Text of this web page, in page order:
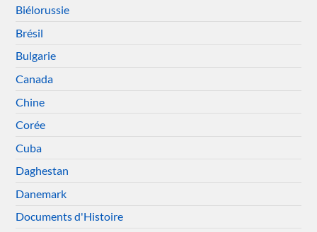
Biélorussie
Brésil
Bulgarie
Canada
Chine
Corée
Cuba
Daghestan
Danemark
Documents d'Histoire